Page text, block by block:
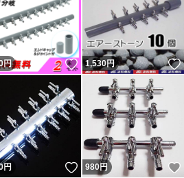
人は問題あれば即取引完了しない
のが普通。今までにない手を使っ
同じ。 他のも記載内容無視の異
くらいの割合で話が通じない異常
をする事が目的（サクラ）と思わ
フーフリマからは不当評価への
出来ず、絶対に不公平なので載せ
！
円 いいね！
1,530円
！
円 いいね！
980円